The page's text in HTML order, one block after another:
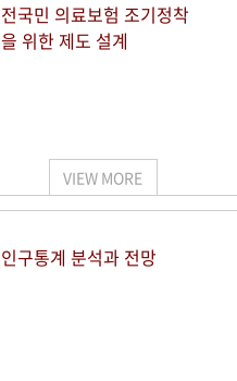
전국민 의료보험 조기정착
을 위한 제도 설계
VIEW MORE
인구통계 분석과 전망